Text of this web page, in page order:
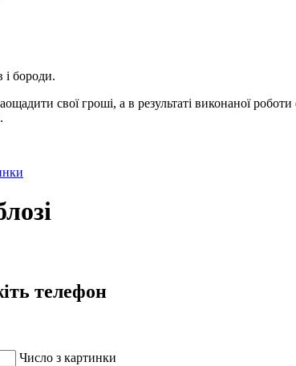
і бороди.
свої гроші, а в результаті виконаної
телефон
Число з картинки